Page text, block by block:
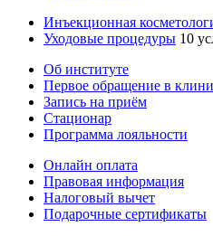
Инъекционная
Уходовые процедуры 10
Об институте
Первое обращение в
Запись на приём
Стационар
Программа лояльности
Онлайн оплата
Правовая информация
Налоговый вычет
Подарочные сертификаты